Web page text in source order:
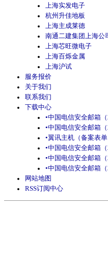
上海实发电子
杭州升佳地板
上海主成莱德
南通二建集团上海公
上海芯旺微电子
上海百烁金属
上海沪试
服务报价
关于我们
联系我们
下载中心
•中国电信安全邮箱
•中国电信安全邮箱
•翼讯主机（备案表
•中国电信安全邮箱
•中国电信安全邮箱
•中国电信安全邮箱
网站地图
RSS订阅中心